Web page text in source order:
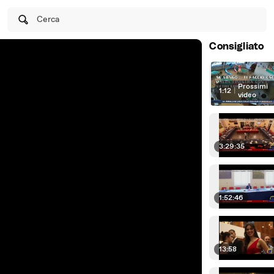
Cerca
Consigliato
1:12 | Prossimi
video
3:29:35
1:52:46
13:58